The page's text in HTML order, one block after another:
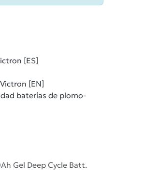
[ES]
[EN]
baterías de plomo-
Gel Deep Cycle Batt.